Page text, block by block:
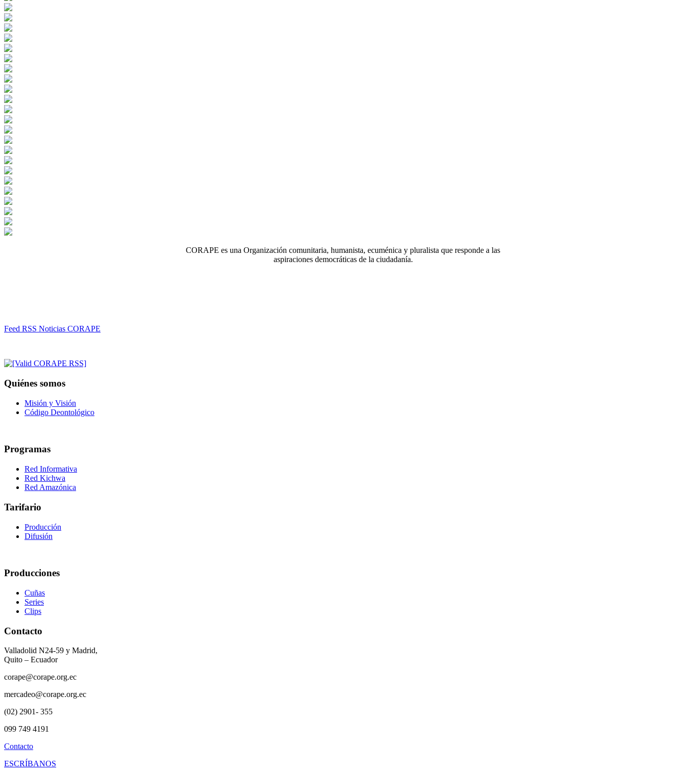
CORAPE es una Organización comunitaria, humanista, ecuménica y pluralista que responde a las
aspiraciones democráticas de la ciudadanía.
Feed RSS Noticias CORAPE
Quiénes somos
Misión y Visión
Código Deontológico
Programas
Red Informativa
Red Kichwa
Red Amazónica
Tarifario
Producción
Difusión
Producciones
Cuñas
Series
Clips
Contacto
Valladolid N24-59 y Madrid,
Quito – Ecuador
corape@corape.org.ec
mercadeo@corape.org.ec
(02) 2901- 355
099 749 4191
Contacto
ESCRÍBANOS